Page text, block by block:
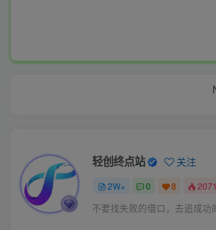
轻创终点站 关注
2W+ 0 8
不要找失败的借口，去追成功